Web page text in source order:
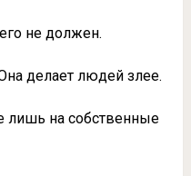
не должен.
делает людей злее.
лишь на собственные